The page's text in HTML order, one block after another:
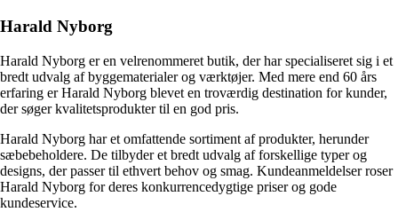
Harald Nyborg
Harald Nyborg er en velrenommeret butik, der har specialiseret sig i et
bredt udvalg af byggematerialer og værktøjer. Med mere end 60 års
erfaring er Harald Nyborg blevet en troværdig destination for kunder,
der søger kvalitetsprodukter til en god pris.
Harald Nyborg har et omfattende sortiment af produkter, herunder
sæbebeholdere. De tilbyder et bredt udvalg af forskellige typer og
designs, der passer til ethvert behov og smag. Kundeanmeldelser roser
Harald Nyborg for deres konkurrencedygtige priser og gode
kundeservice.